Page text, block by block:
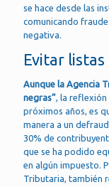
se hace desde las
comunicando
negativa.
Evitar listas
Aunque la Agencia
negras”, la reflexión
próximos años, es
manera a un
30% de
que se ha podido
en algún impuesto.
Tributaria, también